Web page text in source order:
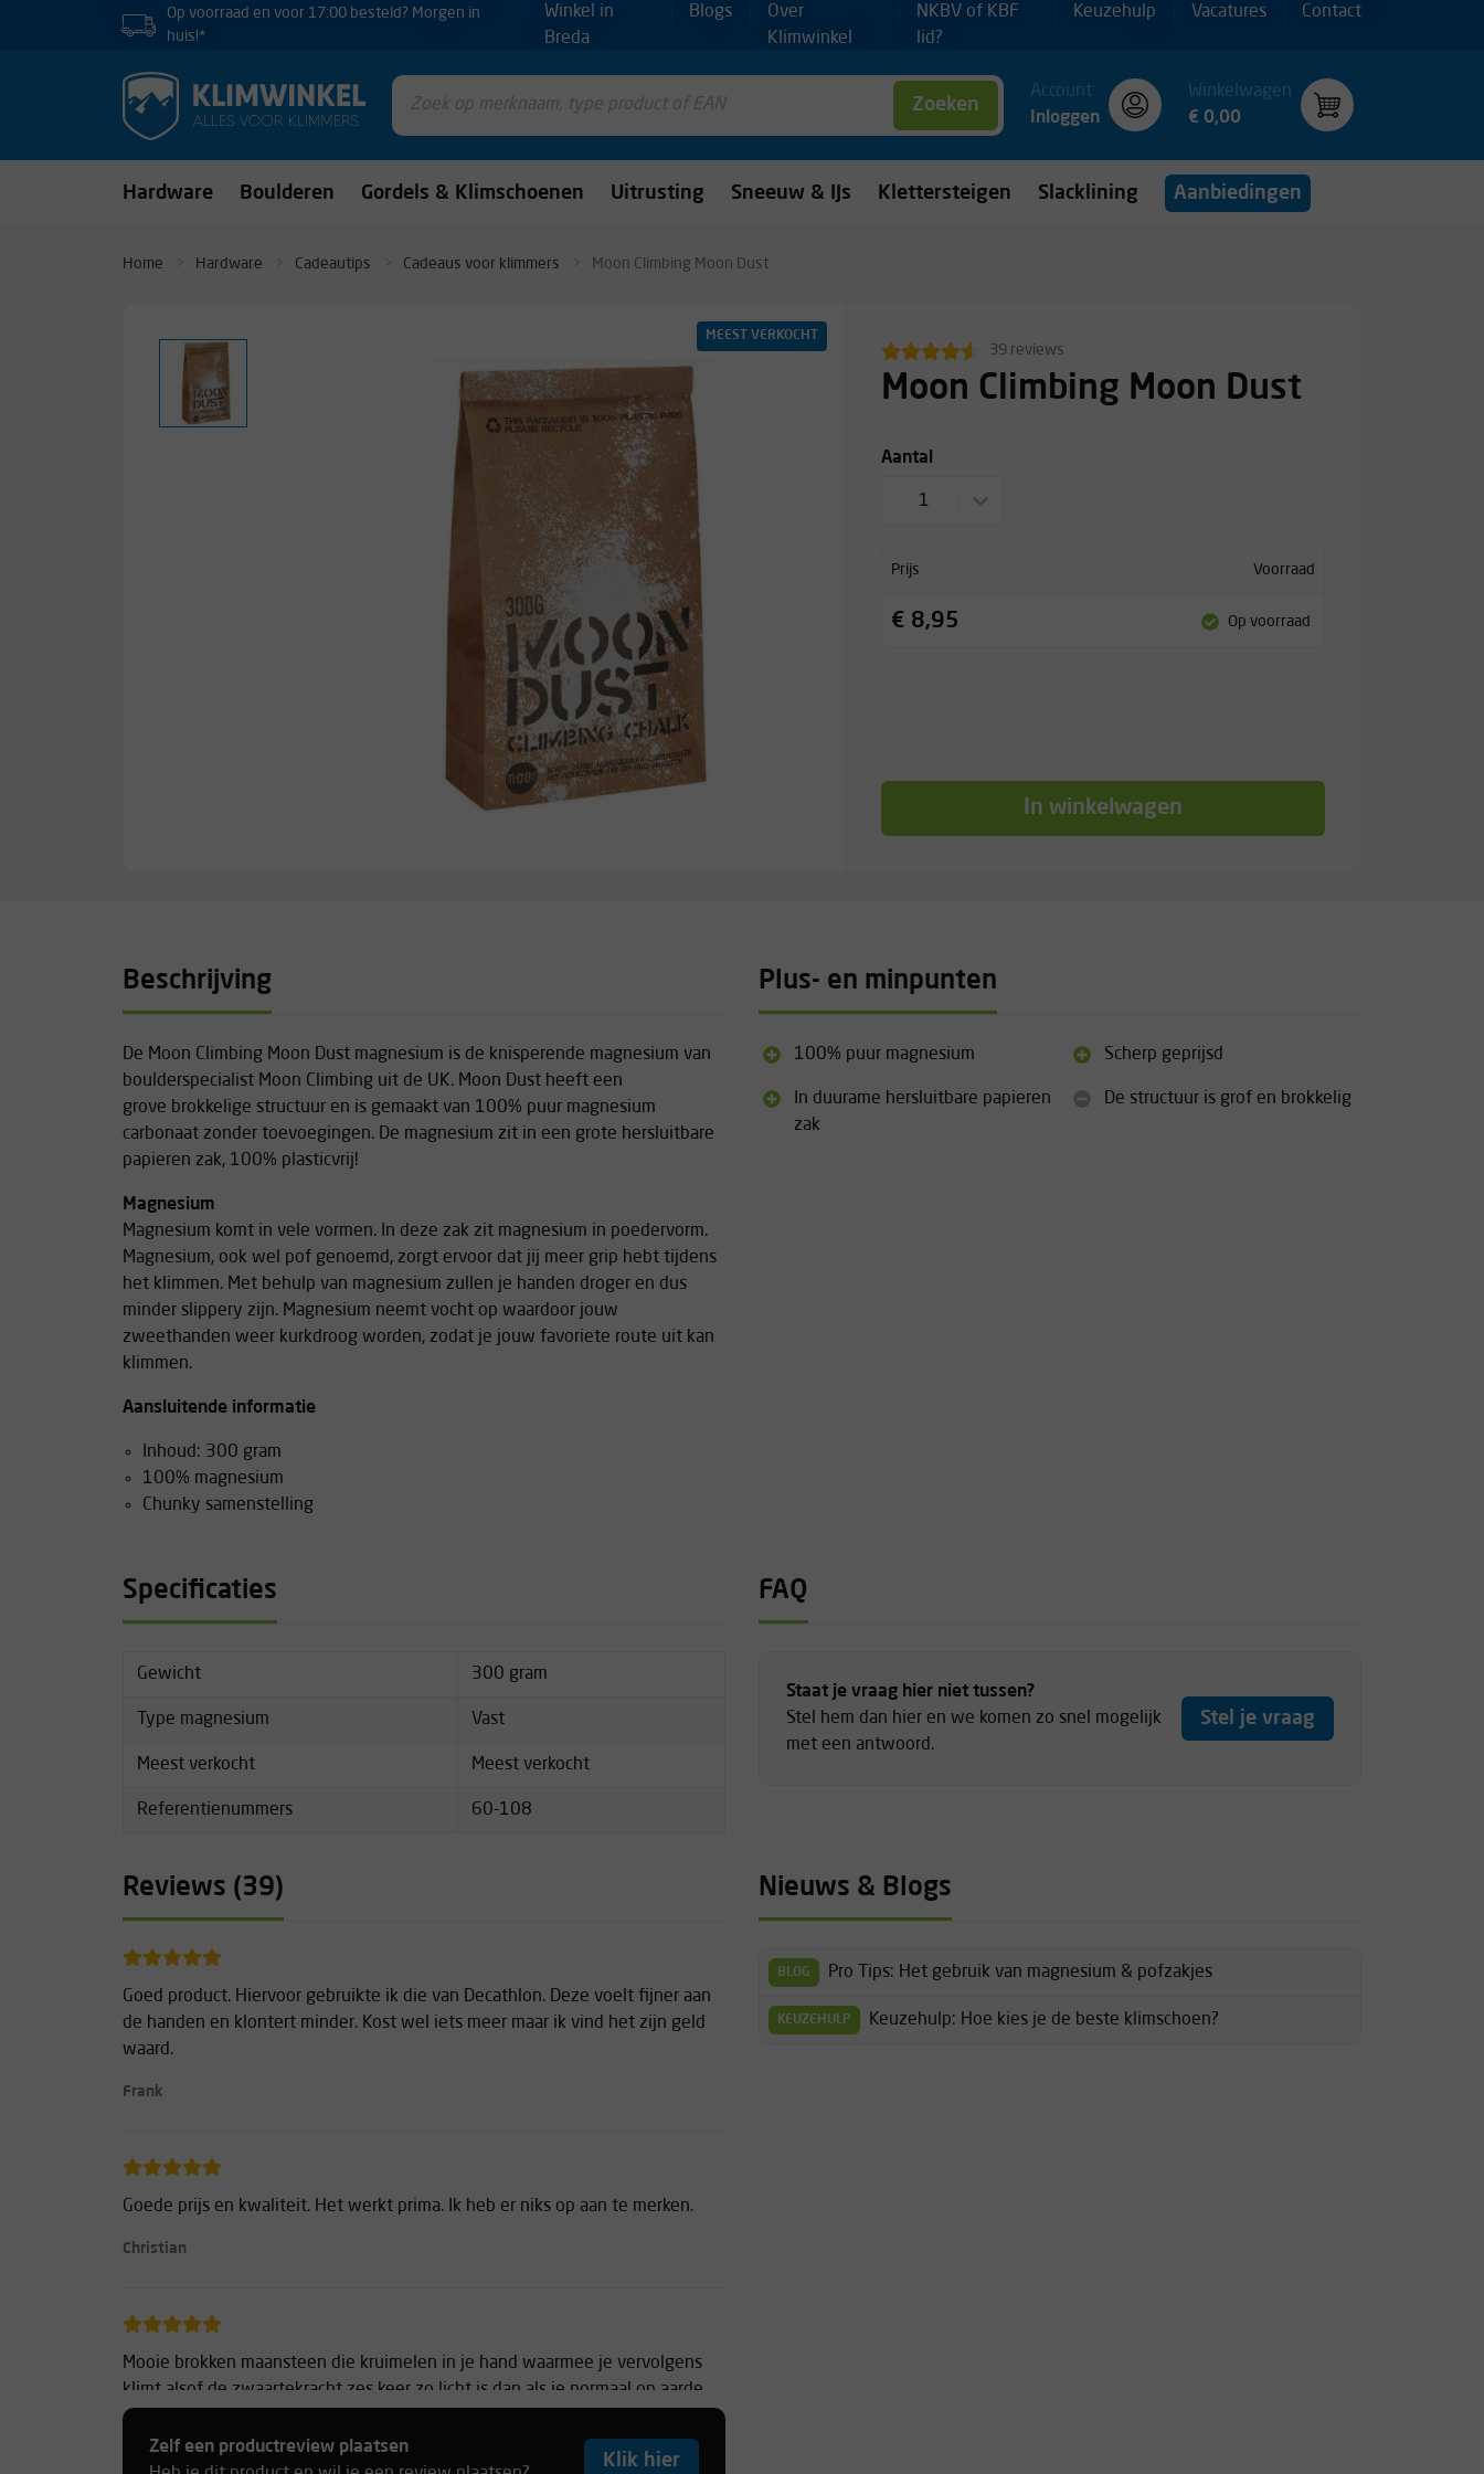
Op voorraad en voor 17:00 besteld? Morgen in
huis!*
Winkel in
Breda
Blogs
Over
Klimwinkel
NKBV of KBF
lid?
Keuzehulp Vacatures Contact
Zoeken
Account
Inloggen
Winkelwagen
€ 0,00
Hardware Boulderen Gordels & Klimschoenen Uitrusting Sneeuw & IJs Klettersteigen Slacklining Aanbiedingen
Home Hardware Cadeautips Cadeaus voor klimmers Moon Climbing Moon Dust
MEEST VERKOCHT
39 reviews
Moon Climbing Moon Dust
Aantal
1
Prijs Voorraad
€ 8,95 Op voorraad
In winkelwagen
Beschrijving
De Moon Climbing Moon Dust magnesium is de knisperende magnesium van
boulderspecialist Moon Climbing uit de UK. Moon Dust heeft een
grove brokkelige structuur en is gemaakt van 100% puur magnesium
carbonaat zonder toevoegingen. De magnesium zit in een grote hersluitbare
papieren zak, 100% plasticvrij!
Magnesium
Magnesium komt in vele vormen. In deze zak zit magnesium in poedervorm.
Magnesium, ook wel pof genoemd, zorgt ervoor dat jij meer grip hebt tijdens
het klimmen. Met behulp van magnesium zullen je handen droger en dus
minder slippery zijn. Magnesium neemt vocht op waardoor jouw
zweethanden weer kurkdroog worden, zodat je jouw favoriete route uit kan
klimmen.
Aansluitende informatie
Inhoud: 300 gram
100% magnesium
Chunky samenstelling
Plus- en minpunten
100% puur magnesium
In duurame hersluitbare papieren
zak
Scherp geprijsd
De structuur is grof en brokkelig
Specificaties
Gewicht 300 gram
Type magnesium Vast
Meest verkocht Meest verkocht
Referentienummers 60-108
FAQ
Staat je vraag hier niet tussen?
Stel hem dan hier en we komen zo snel mogelijk
met een antwoord.
Stel je vraag
Reviews (39)
Goed product. Hiervoor gebruikte ik die van Decathlon. Deze voelt fijner aan
de handen en klontert minder. Kost wel iets meer maar ik vind het zijn geld
waard.
Frank
Goede prijs en kwaliteit. Het werkt prima. Ik heb er niks op aan te merken.
Christian
Mooie brokken maansteen die kruimelen in je hand waarmee je vervolgens
klimt alsof de zwaartekracht zes keer zo licht is dan als je normaal op aarde
gewend bent.
Zelf een productreview plaatsen
Klik hier
Nieuws & Blogs
BLOG Pro Tips: Het gebruik van magnesium & pofzakjes
KEUZEHULP Keuzehulp: Hoe kies je de beste klimschoen?